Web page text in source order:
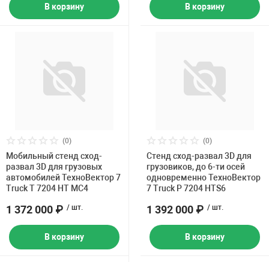
В корзину В корзину
(0)
Мобильный стенд сход-
развал 3D для грузовых
автомобилей ТехноВектор 7
Truck T 7204 HT MC4
1 372 000 ₽ / шт.
В корзину
(0)
Стенд сход-развал 3D для
грузовиков, до 6-ти осей
одновременно ТехноВектор
7 Truck P 7204 HTS6
1 392 000 ₽ / шт.
В корзину